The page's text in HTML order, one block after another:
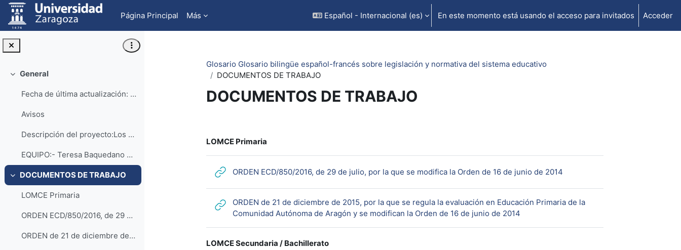
Salta al contenido principal
Página Principal
Más Español - Internacional ‎(es)‎ En este momento está usando el acceso para invitados Acceder
Colapsar
General
Fecha de última actualización: Abril del 2024
Avisos
Descripción del proyecto:Los sistemas educativos ...
EQUIPO:- Teresa Baquedano Morales- Lourdes Cadena ...
Colapsar
DOCUMENTOS DE TRABAJO
LOMCE Primaria
ORDEN ECD/850/2016, de 29 de julio, por la que se modifica la Orden de 16 de junio de 2014
ORDEN de 21 de diciembre de 2015, por la que se regula la evaluación en Educación Primaria de la Comunidad Autónoma de Aragón y se modifican la Orden de 16 de junio de 2014
Glosario Glosario bilingüe español-francés sobre legislación y normativa del sistema educativo
DOCUMENTOS DE TRABAJO
DOCUMENTOS DE TRABAJO
LOMCE Primaria
ORDEN ECD/850/2016, de 29 de julio, por la que se modifica la Orden de 16 de junio de 2014URL
ORDEN de 21 de diciembre de 2015, por la que se regula la evaluación en Educación Primaria de la
Comunidad Autónoma de Aragón y se modifican la Orden de 16 de junio de 2014URL
LOMCE Secundaria / Bachillerato